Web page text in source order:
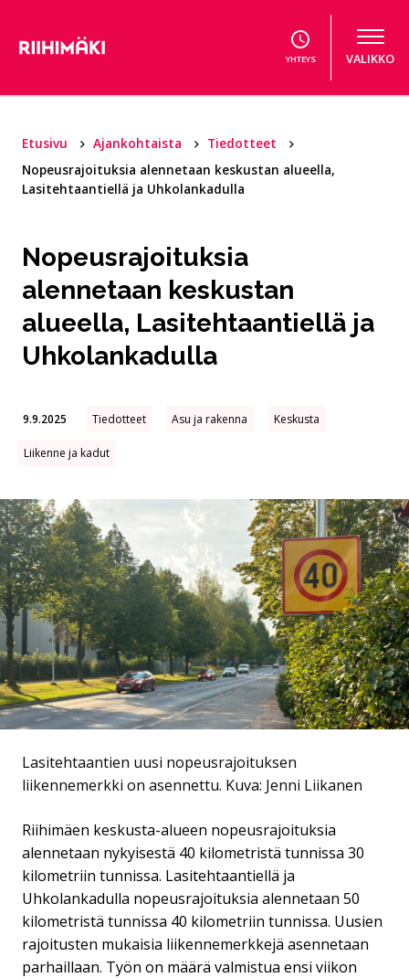
YHTEYS VALIKKO
Etusivu Ajankohtaista
Tiedotteet
Nopeusrajoituksia alennetaan keskustan alueella,
Lasitehtaantiellä ja Uhkolankadulla
Nopeusrajoituksia
alennetaan keskustan
alueella, Lasitehtaantiellä ja
Uhkolankadulla
9.9.2025 Tiedotteet Asu ja rakenna Keskusta
Liikenne ja kadut
Lasitehtaantien uusi nopeusrajoituksen
liikennemerkki on asennettu. Kuva: Jenni Liikanen
Riihimäen keskusta-alueen nopeusrajoituksia
alennetaan nykyisestä 40 kilometristä tunnissa 30
kilometriin tunnissa. Lasitehtaantiellä ja
Uhkolankadulla nopeusrajoituksia alennetaan 50
kilometristä tunnissa 40 kilometriin tunnissa. Uusien
rajoitusten mukaisia liikennemerkkejä asennetaan
parhaillaan. Työn on määrä valmistua ensi viikon